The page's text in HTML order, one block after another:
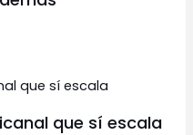
que sí escala